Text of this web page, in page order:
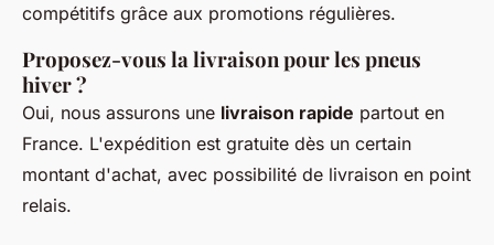
compétitifs grâce aux promotions régulières.
Proposez-vous la livraison pour les pneus
hiver ?
Oui, nous assurons une livraison rapide partout en
France. L'expédition est gratuite dès un certain
montant d'achat, avec possibilité de livraison en point
relais.